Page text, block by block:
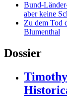
Bund-
aber keine
Zu dem Tod
Blumenthal
Dossier